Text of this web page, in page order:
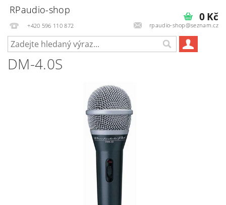
RPaudio-shop
+420 596 110 872 rpaudio-shop@seznam.cz
0 Kč
DM-4.0S